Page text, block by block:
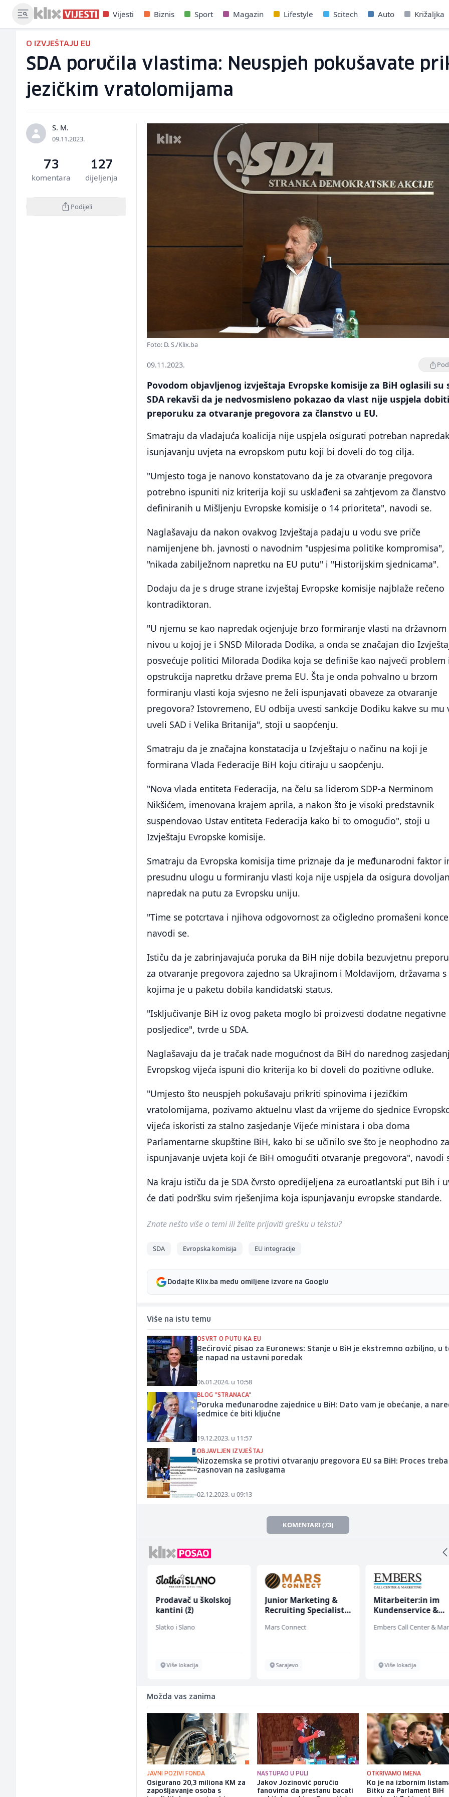
Vijesti Biznis Sport Magazin Lifestyle Scitech Auto Križaljka
O IZVJEŠTAJU EU
SDA poručila vlastima: Neuspjeh pokušavate
jezičkim vratolomijama
S. M.
09.11.2023.
73
komentara
127
dijeljenja
Podijeli
Foto: D. S./Klix.ba
09.11.2023.
Povodom objavljenog izvještaja Evropske komisije za BiH oglasili su
SDA rekavši da je nedvosmisleno pokazao da vlast nije uspjela dobiti
preporuku za otvaranje pregovora za članstvo u EU.
Smatraju da vladajuća koalicija nije uspjela osigurati potreban
isunjavanju uvjeta na evropskom putu koji bi doveli do tog cilja.
"Umjesto toga je nanovo konstatovano da je za otvaranje pregovora
potrebno ispuniti niz kriterija koji su usklađeni sa zahtjevom za članstvo
definiranih u Mišljenju Evropske komisije o 14 prioriteta", navodi se.
Naglašavaju da nakon ovakvog Izvještaja padaju u vodu sve priče
namijenjene bh. javnosti o navodnim "uspjesima politike kompromisa",
"nikada zabilježnom napretku na EU putu" i "Historijskim sjednicama".
Dodaju da je s druge strane izvještaj Evropske komisije najblaže rečeno
kontradiktoran.
"U njemu se kao napredak ocjenjuje brzo formiranje vlasti na državnom
nivou u kojoj je i SNSD Milorada Dodika, a onda se značajan dio
posvećuje politici Milorada Dodika koja se definiše kao najveći problem i
opstrukcija napretku države prema EU. Šta je onda pohvalno u brzom
formiranju vlasti koja svjesno ne želi ispunjavati obaveze za otvaranje
pregovora? Istovremeno, EU odbija uvesti sankcije Dodiku kakve su mu
uveli SAD i Velika Britanija", stoji u saopćenju.
Smatraju da je značajna konstatacija u Izvještaju o načinu na koji je
formirana Vlada Federacije BiH koju citiraju u saopćenju.
"Nova vlada entiteta Federacija, na čelu sa liderom SDP-a Nerminom
Nikšićem, imenovana krajem aprila, a nakon što je visoki predstavnik
suspendovao Ustav entiteta Federacija kako bi to omogućio", stoji u
Izvještaju Evropske komisije.
Smatraju da Evropska komisija time priznaje da je međunarodni faktor
presudnu ulogu u formiranju vlasti koja nije uspjela da osigura dovoljan
napredak na putu za Evropsku uniju.
"Time se potcrtava i njihova odgovornost za očigledno promašeni
navodi se.
Ističu da je zabrinjavajuća poruka da BiH nije dobila bezuvjetnu
za otvaranje pregovora zajedno sa Ukrajinom i Moldavijom, državama s
kojima je u paketu dobila kandidatski status.
"Isključivanje BiH iz ovog paketa moglo bi proizvesti dodatne negativne
posljedice", tvrde u SDA.
Naglašavaju da je tračak nade mogućnost da BiH do narednog
Evropskog vijeća ispuni dio kriterija ko bi doveli do pozitivne odluke.
"Umjesto što neuspjeh pokušavaju prikriti spinovima i jezičkim
vratolomijama, pozivamo aktuelnu vlast da vrijeme do sjednice
vijeća iskoristi za stalno zasjedanje Vijeće ministara i oba doma
Parlamentarne skupštine BiH, kako bi se učinilo sve što je neophodno za
ispunjavanje uvjeta koji će BiH omogućiti otvaranje pregovora", navodi
Na kraju ističu da je SDA čvrsto opredijeljena za euroatlantski put Bih i
će dati podršku svim rješenjima koja ispunjavanju evropske standarde.
Znate nešto više o temi ili želite prijaviti grešku u tekstu?
SDA Evropska komisija EU integracije
Dodajte Klix.ba među omiljene izvore na Googlu
Više na istu temu
OSVRT O PUTU KA EU
Bećirović pisao za Euronews: Stanje u BiH je ekstremno ozbiljno, u
je napad na ustavni poredak
06.01.2024. u 10:58
BLOG "STRANACA"
Poruka međunarodne zajednice u BiH: Dato vam je obećanje, a
sedmice će biti ključne
19.12.2023. u 11:57
OBJAVLJEN IZVJEŠTAJ
Nizozemska se protivi otvaranju pregovora EU sa BiH: Proces treba
zasnovan na zaslugama
02.12.2023. u 09:13
KOMENTARI (73)
Prodavač u školskoj
kantini (ž)
Slatko i Slano
Više lokacija
Junior Marketing &
Recruiting Specialist
Mars Connect
Sarajevo
Mitarbeiter:in im
Kundenservice &
Više lokacija
Možda vas zanima
JAVNI POZIVI FONDA
Osigurano 20,3 miliona KM za
zapošljavanje osoba s
NASTUPAO U PULI
Jakov Jozinović poručio
fanovima da prestanu bacati
OTKRIVAMO IMENA
Ko je na izbornim
Bitku za Parlament BiH